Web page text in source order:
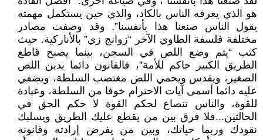
هو الذي يعرفه الناس بالكاد، والذي حين يستكمل مهمته
يقول الناس صنعنا هذا بأنفسنا”. وقد وصفت مصادر
مختلفة فلسفة الطاوي الآخر “زوانج زي” بالأناركية. حيث
كتب “يتم وضع اللص في السجن، بينما يصبح قاطع
الطريق الكبير حاكم للأمة”، فالقانون دائما يدين اللص
الصغير، ويقدس ويحمي اللص مغتصب السلطة، ويضفي
عليه دائما أسمى آيات الاحترام خوفا من السلطة، وعبادة
للقوة، والناس تنصاع لحكم القوة لا حكم الحق في
الحالتين...فلا فرق بين من يقطع عليك الطريق ويسلبك
نقودك وربما حياتك، وبين من يفرض إرادته وقانونه